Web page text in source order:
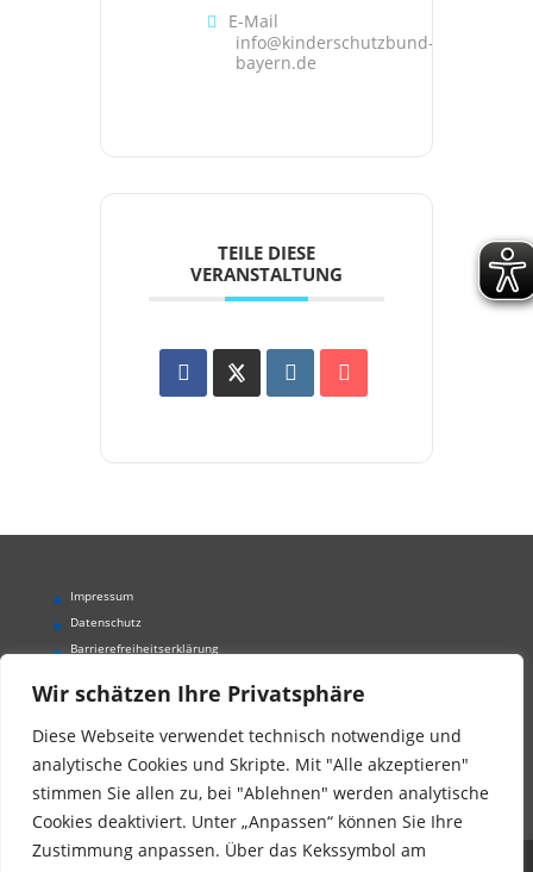
Wir schätzen Ihre Privatsphäre
Diese Webseite verwendet technisch notwendige und
analytische Cookies und Skripte. Mit "Alle akzeptieren"
stimmen Sie allen zu, bei "Ablehnen" werden analytische
Cookies deaktiviert. Unter „Anpassen“ können Sie Ihre
Zustimmung anpassen. Über das Kekssymbol am
E-Mail
info@kinderschutzbund-
bayern.de
TEILE DIESE
VERANSTALTUNG
Impressum
Datenschutz
Barrierefreiheitserklärung